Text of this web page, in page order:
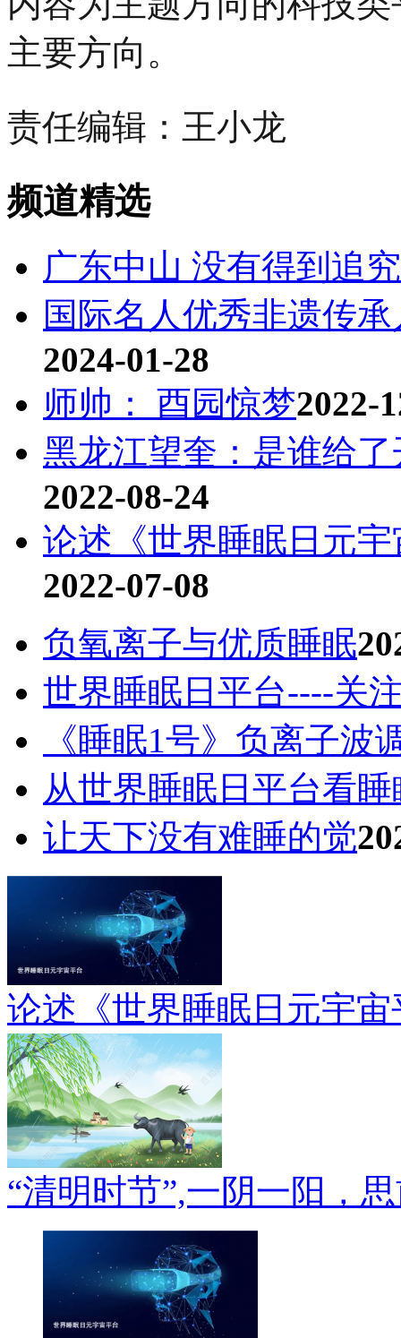
主要方向。
责任编辑：王小龙
频道精选
广东中山 没有得到追
国际名人优秀非遗传
2024-01-28
师帅： 酉园惊梦2022-
黑龙江望奎：是谁给
2022-08-24
论述《世界睡眠日元
2022-07-08
负氧离子与优质睡眠
世界睡眠日平台----关
《睡眠1号》负离子波
从世界睡眠日平台看
让天下没有难睡的觉
论述《世界睡眠日元宇
“清明时节”,一阴一阳，